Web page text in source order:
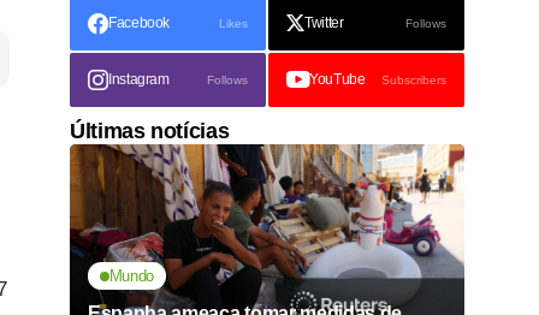
Facebook Likes Twitter Follows
Instagram Follows YouTube Subscribers
Últimas notícias
Mundo